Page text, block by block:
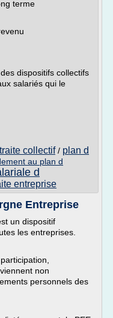
terme
dispositifs collectifs
salariés qui le
collectif/ plan d
au plan d
d
entreprise
Entreprise
un dispositif
les entreprises.
non
personnels des